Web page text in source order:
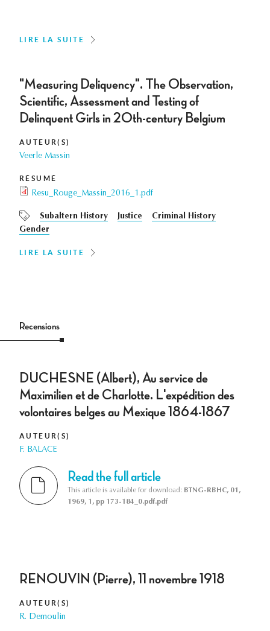
LIRE LA SUITE
"Measuring Deliquency". The Observation,
Scientific, Assessment and Testing of
Delinquent Girls in 20th-century Belgium
AUTEUR(S)
Veerle Massin
RÉSUMÉ
Resu_Rouge_Massin_2016_1.pdf
Subaltern History Justice
Criminal History
Gender
LIRE LA SUITE
Recensions
DUCHESNE (Albert), Au service de
Maximilien et de Charlotte. L'expédition des
volontaires belges au Mexique 1864-1867
AUTEUR(S)
F. BALACE
Read the full article
This article is available for download: BTNG-RBHC, 01,
1969, 1, pp 173-184_0.pdf.pdf
RENOUVIN (Pierre), 11 novembre 1918
AUTEUR(S)
R. Demoulin